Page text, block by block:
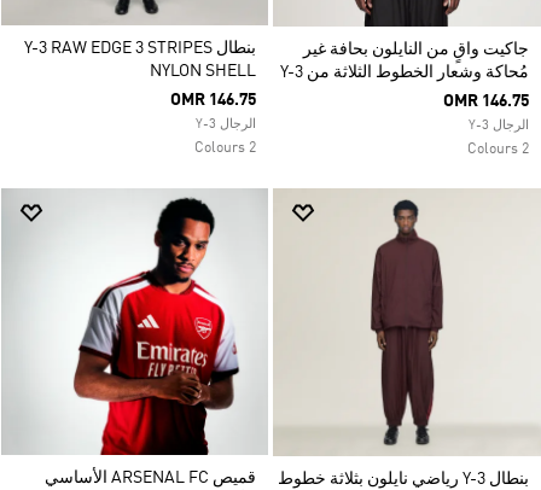
جاكيت واقٍ من النايلون بحافة غير
مُحاكة وشعار الخطوط الثلاثة من Y-3
OMR 146.75
الرجال Y-3
2 Colours
بنطال Y-3 RAW EDGE 3 STRIPES
NYLON SHELL
OMR 146.75
الرجال Y-3
2 Colours
بنطال Y-3 رياضي نايلون بثلاثة خطوط قميص ARSENAL FC الأساسي